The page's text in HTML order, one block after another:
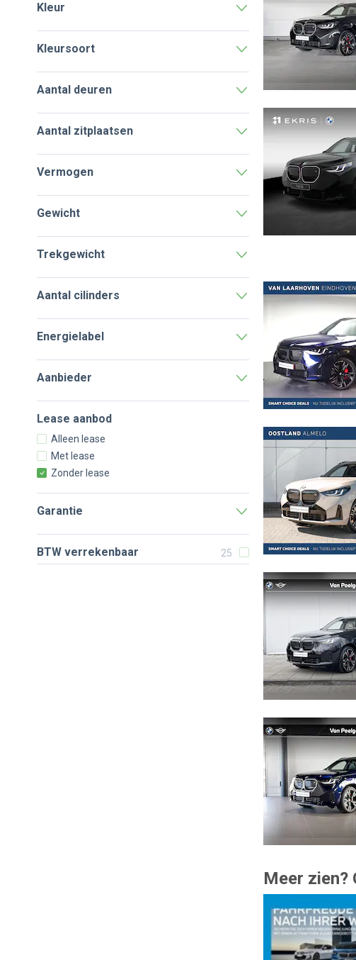
Kleur
Kleursoort
Aantal deuren
Aantal zitplaatsen
Vermogen
Gewicht
Trekgewicht
Aantal cilinders
Energielabel
Aanbieder
Lease aanbod
Alleen lease
Met lease
Zonder lease
Garantie
BTW verrekenbaar 25
Meer zien?